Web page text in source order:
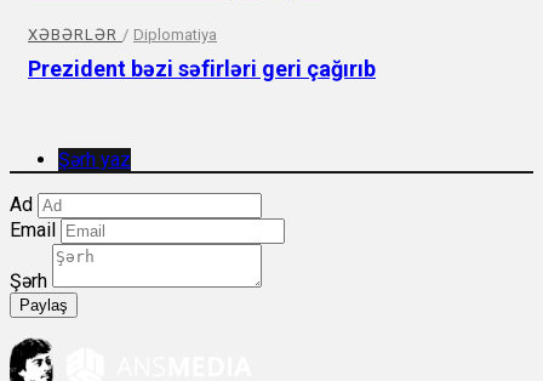
XƏBƏRLƏR / Diplomatiya
Prezident bəzi səfirləri geri çağırıb
Şərh yaz
Ad
Email
Şərh
Paylaş